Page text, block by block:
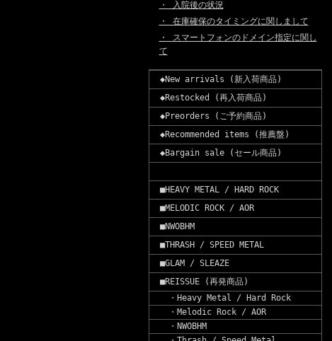
・ 入院後の状況
・ 在庫確保のタイミングに関しまして
・ スマートフォンのドメイン指定に関し
て
◆New arrivals (新入荷商品)
◆Restocked (再入荷商品)
◆Preorders (ご予約商品)
◆Recommended items (推薦盤)
◆Bargain sale (セール商品)
■HEAVY METAL / HARD ROCK
■MELODIC ROCK / AOR
■NWOBHM
■THRASH / SPEED METAL
■GLAM / SLEAZE
■REISSUE (再発商品)
・Heavy Metal / Hard Rock
・Melodic Rock / AOR
・NWOBHM